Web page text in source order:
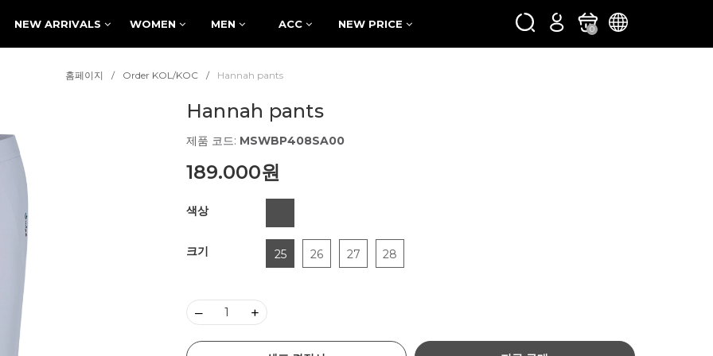
NEW ARRIVALS WOMEN MEN ACC NEW PRICE 0
홈페이지 Order KOL/KOC Hannah pants
Hannah pants
제품 코드: MSWBP408SA00
189.000원
색상
크기 25 26 27 28
– +